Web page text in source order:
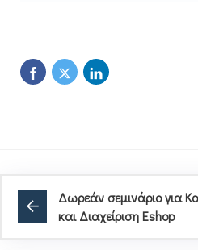
Δωρεάν σεμινάριο για
και Διαχείριση Eshop